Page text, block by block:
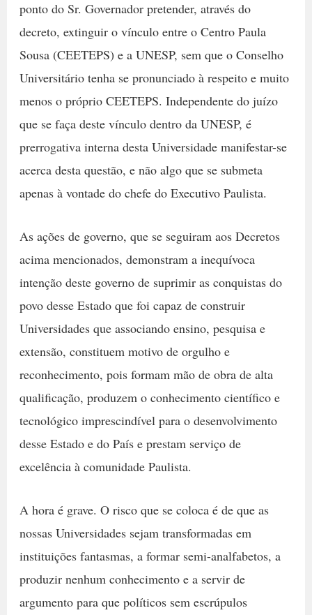
ponto do Sr. Governador pretender, através do
decreto, extinguir o vínculo entre o Centro Paula
Sousa (CEETEPS) e a UNESP, sem que o Conselho
Universitário tenha se pronunciado à respeito e muito
menos o próprio CEETEPS. Independente do juízo
que se faça deste vínculo dentro da UNESP, é
prerrogativa interna desta Universidade manifestar-se
acerca desta questão, e não algo que se submeta
apenas à vontade do chefe do Executivo Paulista.
As ações de governo, que se seguiram aos Decretos
acima mencionados, demonstram a inequívoca
intenção deste governo de suprimir as conquistas do
povo desse Estado que foi capaz de construir
Universidades que associando ensino, pesquisa e
extensão, constituem motivo de orgulho e
reconhecimento, pois formam mão de obra de alta
qualificação, produzem o conhecimento científico e
tecnológico imprescindível para o desenvolvimento
desse Estado e do País e prestam serviço de
excelência à comunidade Paulista.
A hora é grave. O risco que se coloca é de que as
nossas Universidades sejam transformadas em
instituições fantasmas, a formar semi-analfabetos, a
produzir nenhum conhecimento e a servir de
argumento para que políticos sem escrúpulos